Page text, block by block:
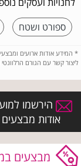
ספורט ושטח
* המידע אודות ארועים
ליצור קשר עם הגורם
הירשמו
אודות
מבצעים